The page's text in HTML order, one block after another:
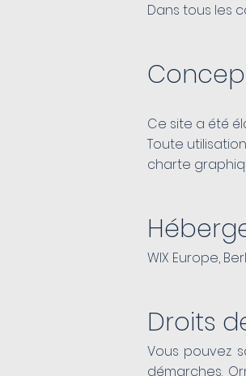
Dans tous les
Ce site a été
Toute
charte
WIX Europe,
Droits
Vous pouvez
démarches.